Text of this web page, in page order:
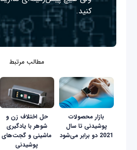
کنید.
مطالب مرتبط
بازار محصولات
پوشیدنی تا سال
2021 دو برابر می‌شود
حل اختلاف زن و
شوهر با یادگیری
ماشینی و گجت‌های
پوشیدنی